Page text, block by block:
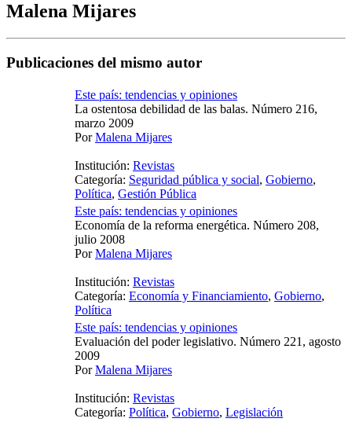
Malena Mijares
Publicaciones del mismo autor
Este país: tendencias y opiniones
La ostentosa debilidad de las balas. Número 216,
marzo 2009
PorMalena Mijares
Institución: Revistas
Categoría: Seguridad pública y social, Gobierno,
Política, Gestión Pública
Este país: tendencias y opiniones
Economía de la reforma energética. Número 208,
julio 2008
PorMalena Mijares
Institución: Revistas
Categoría: Economía y Financiamiento, Gobierno,
Política
Este país: tendencias y opiniones
Evaluación del poder legislativo. Número 221, agosto
2009
PorMalena Mijares
Institución: Revistas
Categoría: Política, Gobierno, Legislación